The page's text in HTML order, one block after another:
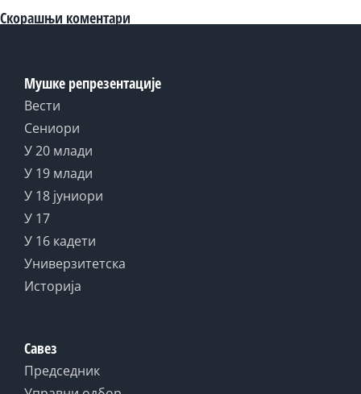
Скорашњи коментари
Мушке репрезентације
Вести
Сениори
У 20 млади
У 19 млади
У 18 јуниори
У 17
У 16 кадети
Универзитетска
Историја
Савез
Председник